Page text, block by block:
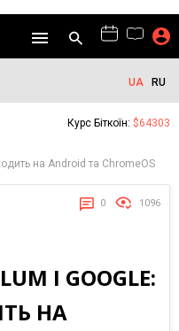
UA RU
Курс Біткоїн: $64303
на Android та ChromeOS
0 1096
І GOOGLE:
НА